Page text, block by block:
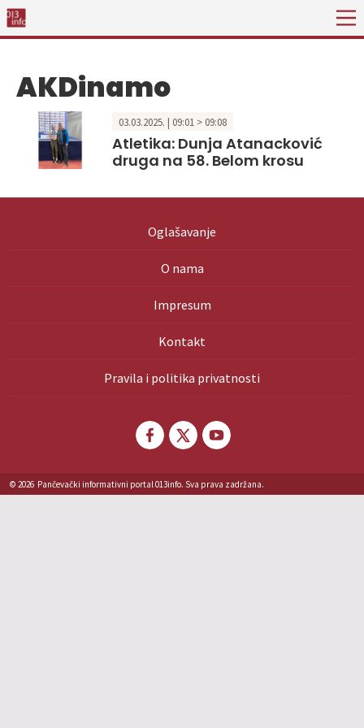
AKDinamo
03.03.2025. | 09:01 > 09:08
Atletika: Dunja Atanacković
druga na 58. Belom krosu
Oglašavanje
O nama
Impresum
Kontakt
Pravila i politika privatnosti
© 2026 Pančevački informativni portal 013info. Sva prava zadržana.